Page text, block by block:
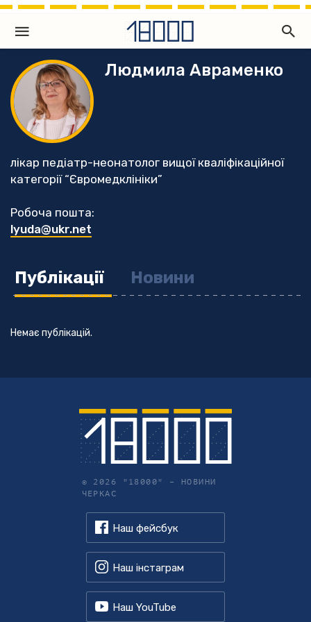
Людмила Авраменко
лікар педіатр-неонатолог вищої кваліфікаційної
категорії “Євромедклініки”
Робоча пошта:
lyuda@ukr.net
Публікації Новини
Немає публікацій.
© 2026 "18000" – НОВИНИ
ЧЕРКАС
Наш фейсбук
Наш інстаграм
Наш YouTube